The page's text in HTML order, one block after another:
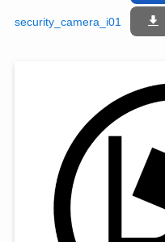
security_camera_i01